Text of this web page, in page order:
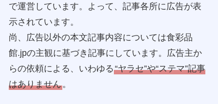
で運営しています。よって、記事各所に広告が表
示されています。
尚、広告以外の本文記事内容については食彩品
館.jpの主観に基づき記事にしています。広告主か
らの依頼による、いわゆる“ヤラセ”や“ステマ”記事
はありません。